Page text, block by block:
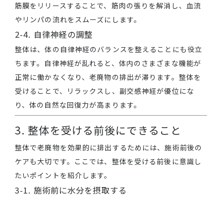
筋膜をリリースすることで、筋肉の張りを解消し、血流
やリンパの流れをスムーズにします。
2-4. 自律神経の調整
整体は、体の自律神経のバランスを整えることにも役立
ちます。自律神経が乱れると、体内のさまざまな機能が
正常に働かなくなり、老廃物の排出が滞ります。整体を
受けることで、リラックスし、副交感神経が優位にな
り、体の自然な回復力が高まります。
3. 整体を受ける前後にできること
整体で老廃物を効果的に排出するためには、施術前後の
ケアも大切です。ここでは、整体を受ける前後に意識し
たいポイントを紹介します。
3-1. 施術前に水分を摂取する